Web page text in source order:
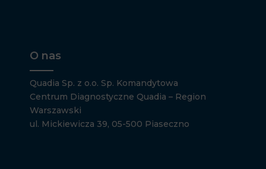
O nas
Quadia Sp. z o.o. Sp. Komandytowa
Centrum Diagnostyczne Quadia – Region
Warszawski
ul. Mickiewicza 39, 05-500 Piaseczno